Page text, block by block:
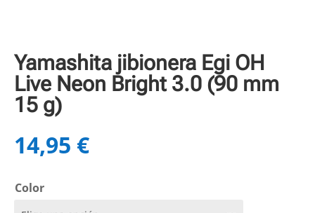
Yamashita jibionera Egi OH
Live Neon Bright 3.0 (90 mm
15 g)
14,95 €
Color